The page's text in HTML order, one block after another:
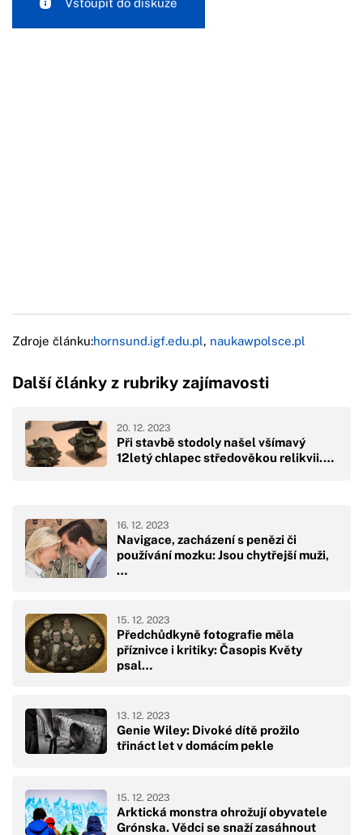
Vstoupit do diskuze
Zdroje článku:hornsund.igf.edu.pl, naukawpolsce.pl
Další články z rubriky zajímavosti
Při stavbě stodoly našel všímavý
12letý chlapec středověkou relikvii.…
20. 12. 2023
Navigace, zacházení s penězi či
používání mozku: Jsou chytřejší muži,
…
16. 12. 2023
Předchůdkyně fotografie měla
příznivce i kritiky: Časopis Květy
psal…
15. 12. 2023
Genie Wiley: Divoké dítě prožilo
třináct let v domácím pekle
13. 12. 2023
Arktická monstra ohrožují obyvatele
Grónska. Vědci se snaží zasáhnout
15. 12. 2023